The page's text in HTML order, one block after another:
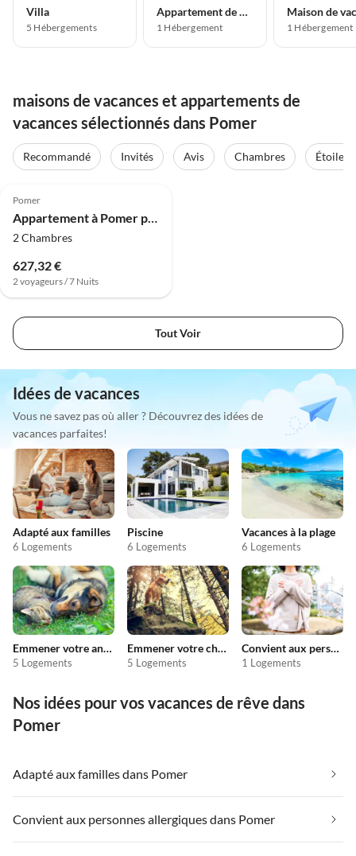
Villa
5 Hébergements
Appartement de vacances
1 Hébergement 1 Hébergement
maisons de vacances et appartements de
vacances sélectionnés dans Pomer
Recommandé Invités Avis Chambres
Étoiles
Pomer
Appartement à Pomer près de la Plage
2 Chambres
627,32 €
2 voyageurs / 7 Nuits
Tout Voir
Idées de vacances
Vous ne savez pas où aller ? Découvrez des idées de
vacances parfaites!
Adapté aux familles
6 Logements
Piscine
6 Logements
Vacances à la plage
6 Logements
Emmener votre animal en vacances
5 Logements
Emmener votre chien en vacances
5 Logements
Convient aux personnes allergiques
1 Logements
Nos idées pour vos vacances de rêve dans
Pomer
Adapté aux familles dans Pomer
Convient aux personnes allergiques dans Pomer